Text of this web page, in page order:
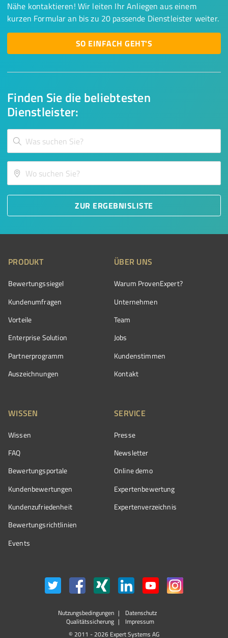
Finden Sie die beliebtesten
Dienstleister:
ZUR ERGEBNISLISTE
Nähe kontaktieren! Wir leiten Ihr Anliegen aus einem
kurzen Formular an bis zu 20 passende Dienstleister weiter.
SO EINFACH GEHT'S
PRODUKT
Bewertungssiegel
Kundenumfragen
Vorteile
Enterprise Solution
Partnerprogramm
Auszeichnungen
ÜBER UNS
Warum ProvenExpert?
Unternehmen
Team
Jobs
Kundenstimmen
Kontakt
WISSEN
Wissen
FAQ
Bewertungsportale
Kundenbewertungen
Kundenzufriedenheit
Bewertungs­richtlinien
Events
SERVICE
Presse
Newsletter
Online demo
Expertenbewertung
Expertenverzeichnis
Nutzungsbedingungen
Datenschutz
Qualitätssicherung
Impressum
© 2011 - 2026 Expert Systems AG